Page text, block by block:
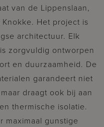
van de Lippenslaan,
Het project is
architectuur. Elk
zorgvuldig ontworpen
en duurzaamheid. De
garandeert niet
draagt ook bij aan
thermische isolatie.
maximaal gunstige